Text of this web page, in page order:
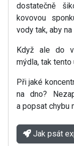
dostatečně
kovovou
vody tak, aby na
Když ale do
mýdla, tak tento
Při jaké
na dno?
a popsat chybu
Jak psát